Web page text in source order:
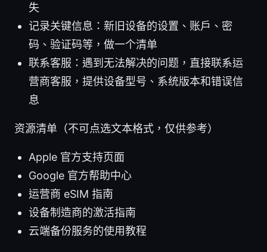
失
记录关键信息：新旧设备的设置、账户、密
码、验证码等，做一个清单
联系客服：遇到无法解决的问题，直接联系运
营商客服，提供设备型号、系统版本和错误信
息
资源清单（不可点选文本格式，仅供参考）
Apple 官方支持页面
Google 官方帮助中心
运营商 eSIM 指南
设备制造商的激活指南
云端备份服务的使用教程